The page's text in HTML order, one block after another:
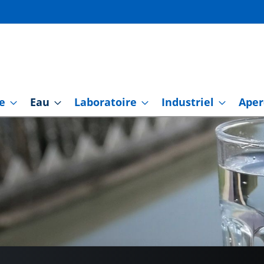
Eau Laboratoire Industriel